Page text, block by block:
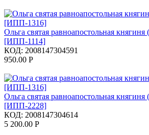
Ольга святая равноапостольная
[ИПП-1114]
КОД: 2008147304591
950.00 Р
Ольга святая равноапостольная
[ИПП-2228]
КОД: 2008147304614
5 200.00 Р